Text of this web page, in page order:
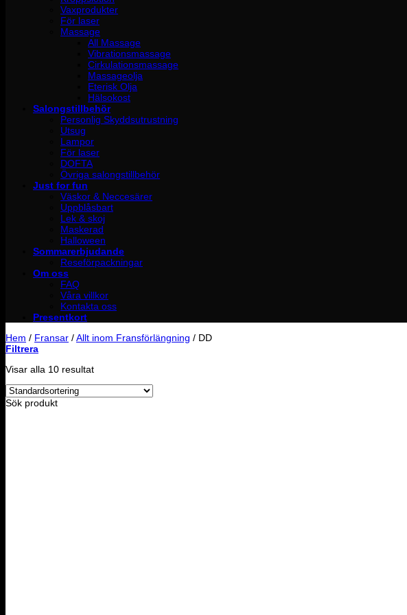
Vaxprodukter
För laser
Massage
All Massage
Vibrationsmassage
Cirkulationsmassage
Massageolja
Eterisk Olja
Hälsokost
Salongstillbehör
Personlig Skyddsutrustning
Utsug
Lampor
För laser
DOFTA
Övriga salongstillbehör
Just for fun
Väskor & Neccesärer
Uppblåsbart
Lek & skoj
Maskerad
Halloween
Sommarerbjudande
Reseförpackningar
Om oss
FAQ
Våra villkor
Kontakta oss
Presentkort
Hem / Fransar /Allt inom Fransförlängning / DD
Filtrera
Visar alla 10 resultat
Sök produkt